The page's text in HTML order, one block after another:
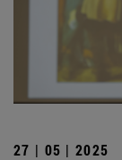
27 | 05 | 2025